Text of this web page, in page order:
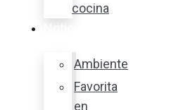
cocina
Ambiente
Favorita
en